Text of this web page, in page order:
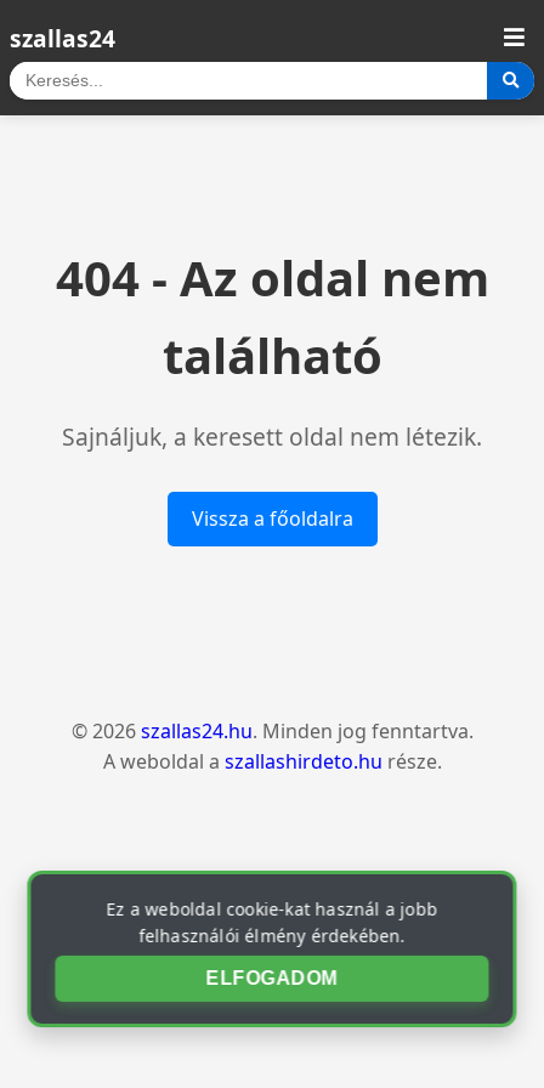
szallas24
404 - Az oldal nem
található
Sajnáljuk, a keresett oldal nem létezik.
Vissza a főoldalra
© 2026szallas24.hu. Minden jog fenntartva.
A weboldal a szallashirdeto.hu része.
Ez a weboldal cookie-kat használ a jobb
felhasználói élmény érdekében.
ELFOGADOM